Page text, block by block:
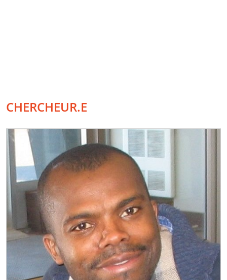
CHERCHEUR.E